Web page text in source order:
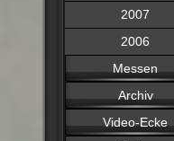
2007
2006
Messen
Archiv
Video-Ecke